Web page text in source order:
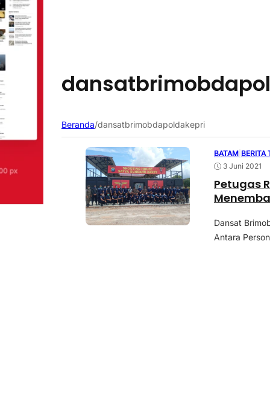
Beranda/dansatbrimobdapoldakepri
BATAM BERITA
3 Juni 2021
Petugas
Dansat
Antara